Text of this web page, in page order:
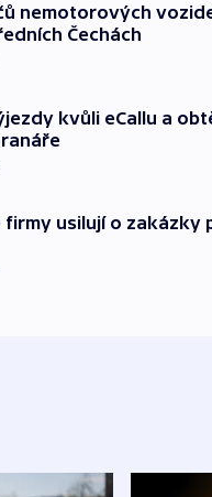
nemotorových
Čechách
kvůli eCallu a
firmy usilují o zakázky